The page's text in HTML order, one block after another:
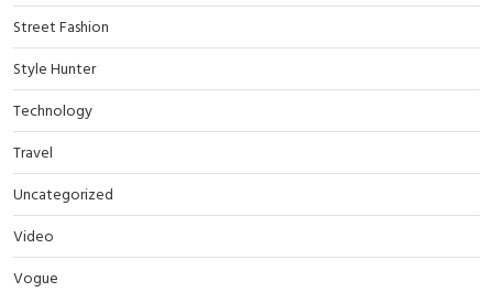
Street Fashion
Style Hunter
Technology
Travel
Uncategorized
Video
Vogue